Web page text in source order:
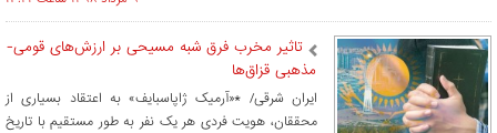
تاثیر مخرب فرق شبه مسیحی بر ارزش‌های قومی-
مذهبی قزاق‌ها
ایران شرقی/ *«آرمیک ژاپاسبایف» به اعتقاد بسیاری از
محققان، هویت فردی هر یک نفر به طور مستقیم با تاریخ